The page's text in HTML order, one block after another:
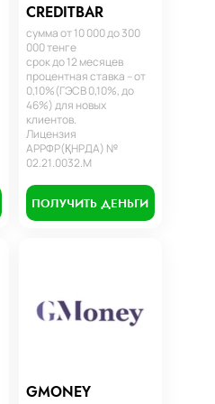
CREDITBAR
сумма от 10 000 до 300
000 тенге
срок до 12 месяцев
процентная ставка – от
0,10%(ГЭСВ 0,10%, до
46%) для новых
клиентов.
Лицензия
АРРФР(ҚНРДА) №
02.21.0032.М
ПОЛУЧИТЬ ДЕНЬГИ
GMONEY